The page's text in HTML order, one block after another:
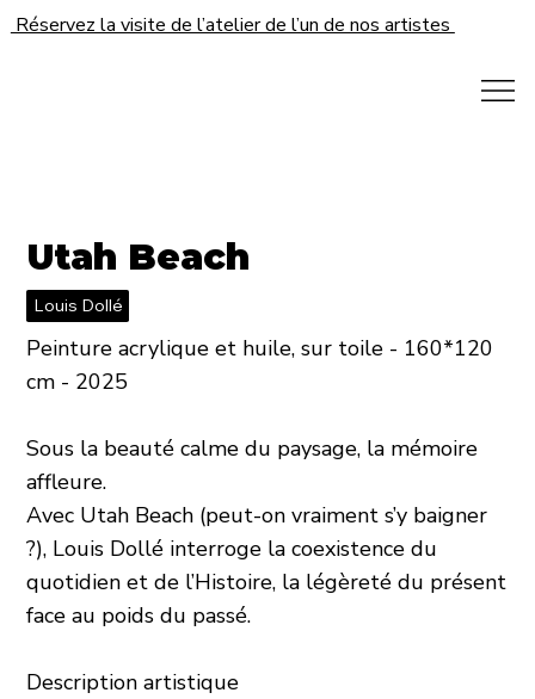
Réservez la visite de l’atelier de l’un de nos artistes
Utah Beach
Louis Dollé
Peinture acrylique et huile, sur toile - 160*120
cm - 2025
Sous la beauté calme du paysage, la mémoire
affleure.
Avec Utah Beach (peut-on vraiment s’y baigner
?), Louis Dollé interroge la coexistence du
quotidien et de l’Histoire, la légèreté du présent
face au poids du passé.
Description artistique